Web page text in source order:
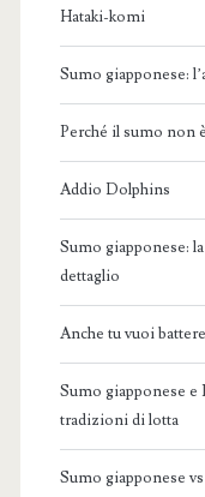
Hataki-komi
Sumo giapponese:
Perché il sumo non
Addio Dolphins
Sumo giapponese:
dettaglio
Anche tu vuoi
Sumo giapponese e
tradizioni di lotta
Sumo giapponese